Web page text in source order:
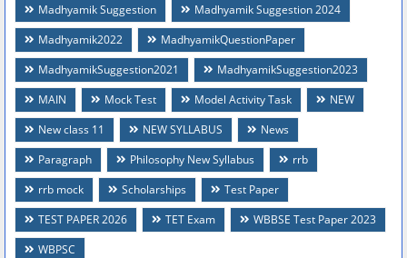
Madhyamik Suggestion
Madhyamik Suggestion 2024
Madhyamik2022
MadhyamikQuestionPaper
MadhyamikSuggestion2021
MadhyamikSuggestion2023
MAIN
Mock Test Model Activity Task
NEW
New class 11
NEW SYLLABUS
News
Paragraph
Philosophy New Syllabus
rrb
rrb mock
Scholarships
Test Paper
TEST PAPER 2026
TET Exam
WBBSE Test Paper 2023
WBPSC